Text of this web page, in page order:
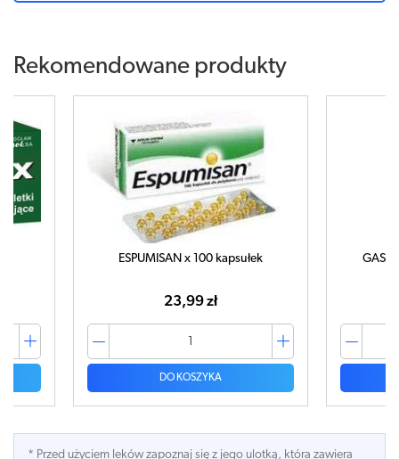
Rekomendowane produkty
ESPUMISAN x 100 kapsułek
23,99 zł
DO KOSZYKA
* Przed użyciem leków zapoznaj się z jego ulotką, która zawiera